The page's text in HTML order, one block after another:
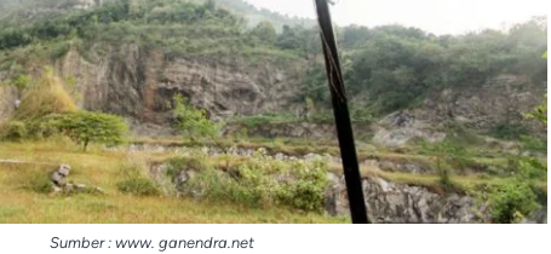
Sumber : www. ganendra.net